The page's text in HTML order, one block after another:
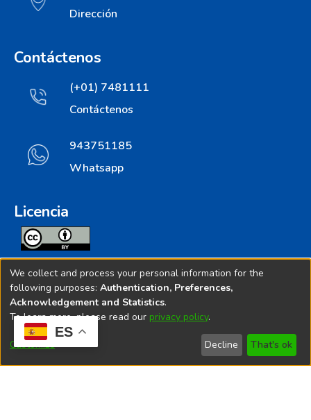
ES
Dirección
Contáctenos
(+01) 7481111
Contáctenos
943751185
Whatsapp
Licencia
Todos los contenidos de repositorio.ins.gob.pe estan
licenciados bajo
Creative Commoms License
© 2025. Instituto Nacional de Salud - Implementado por
We collect and process your personal information for the
following purposes: Authentication, Preferences,
Acknowledgement and Statistics.
To learn more, please read our privacy policy.
Customize Decline That's ok